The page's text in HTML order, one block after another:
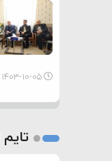
۱۴۰۳-۱۰-۰۵